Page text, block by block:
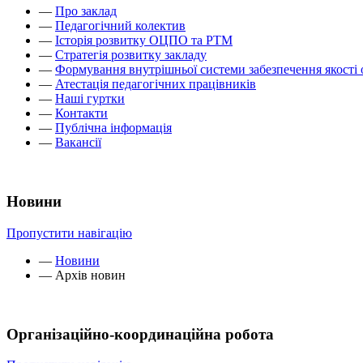
— Про заклад
— Педагогічний колектив
— Історія розвитку ОЦПО та РТМ
— Стратегія розвитку закладу
— Формування внутрішньої системи забезпечення якості
— Атестація педагогічних працівників
— Наші гуртки
— Контакти
— Публічна інформація
— Вакансії
Новини
Пропустити навігацію
— Новини
— Архів новин
Організаційно-координаційна робота